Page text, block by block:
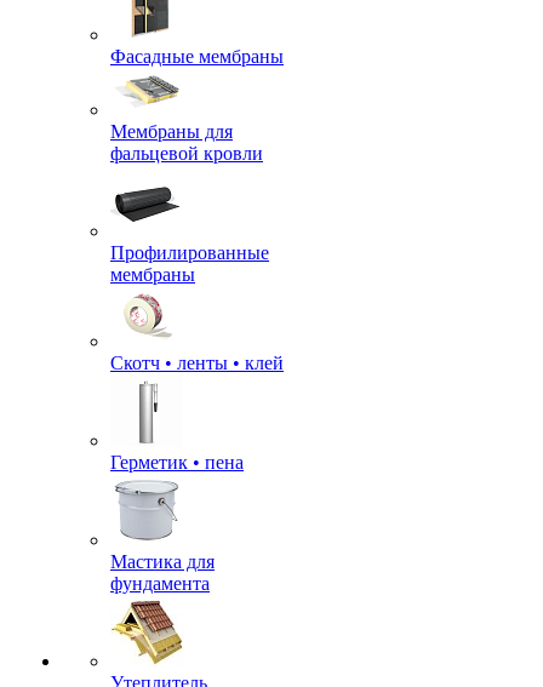
Фасадные мембраны
Мембраны для
фальцевой кровли
Профилированные
мембраны
Скотч • ленты • клей
Герметик • пена
Мастика для
фундамента
Утеплитель